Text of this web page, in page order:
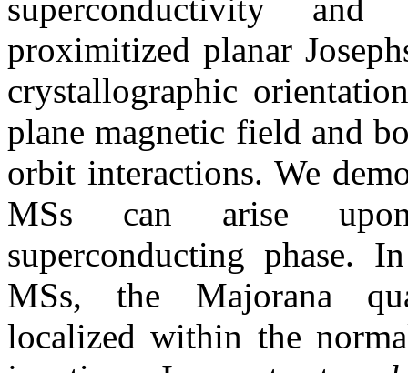
superconductivity
proximitized planar
crystallographic
plane magnetic field and
orbit interactions. We
MSs can arise
superconducting phase.
MSs, the Majorana
localized within the